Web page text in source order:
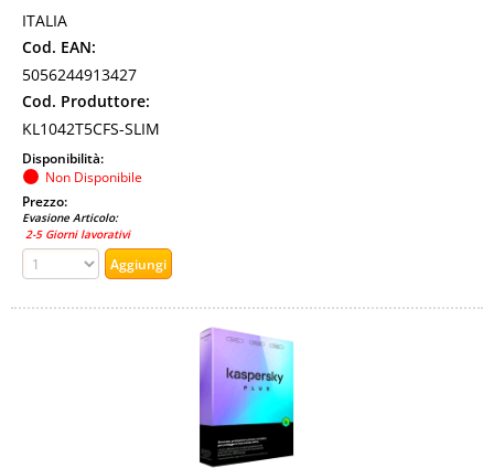
ITALIA
Cod. EAN:
5056244913427
Cod. Produttore:
KL1042T5CFS-SLIM
Disponibilità:
Non Disponibile
Prezzo:
Evasione Articolo:
2-5 Giorni lavorativi